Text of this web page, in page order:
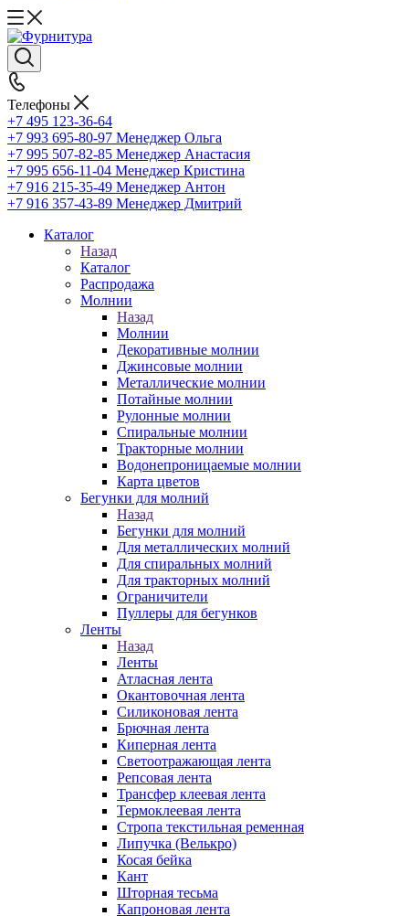
Телефоны
+7 495 123-36-64
+7 993 695-80-97 Менеджер Ольга
+7 995 507-82-85 Менеджер Анастасия
+7 995 656-11-04 Менеджер Кристина
+7 916 215-35-49 Менеджер Антон
+7 916 357-43-89 Менеджер Дмитрий
Каталог
Назад
Каталог
Распродажа
Молнии
Назад
Молнии
Декоративные молнии
Джинсовые молнии
Металлические молнии
Потайные молнии
Рулонные молнии
Спиральные молнии
Тракторные молнии
Водонепроницаемые молнии
Карта цветов
Бегунки для молний
Назад
Бегунки для молний
Для металлических молний
Для спиральных молний
Для тракторных молний
Ограничители
Пуллеры для бегунков
Ленты
Назад
Ленты
Атласная лента
Окантовочная лента
Силиконовая лента
Брючная лента
Киперная лента
Светоотражающая лента
Репсовая лента
Трансфер клеевая лента
Термоклеевая лента
Стропа текстильная ременная
Липучка (Велькро)
Косая бейка
Кант
Шторная тесьма
Капроновая лента